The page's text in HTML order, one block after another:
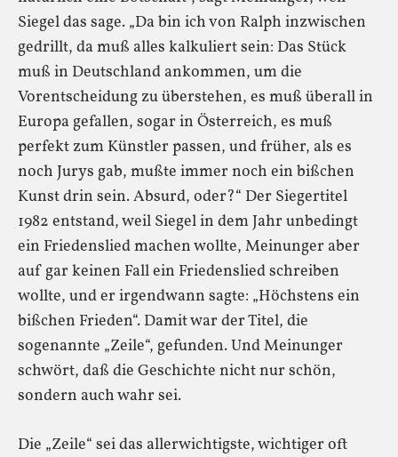
Siegel das sage. „Da bin ich von Ralph inzwischen
gedrillt, da muß alles kalkuliert sein: Das Stück
muß in Deutschland ankommen, um die
Vorentscheidung zu überstehen, es muß überall in
Europa gefallen, sogar in Österreich, es muß
perfekt zum Künstler passen, und früher, als es
noch Jurys gab, mußte immer noch ein bißchen
Kunst drin sein. Absurd, oder?“ Der Siegertitel
1982 entstand, weil Siegel in dem Jahr unbedingt
ein Friedenslied machen wollte, Meinunger aber
auf gar keinen Fall ein Friedenslied schreiben
wollte, und er irgendwann sagte: „Höchstens ein
bißchen Frieden“. Damit war der Titel, die
sogenannte „Zeile“, gefunden. Und Meinunger
schwört, daß die Geschichte nicht nur schön,
sondern auch wahr sei.
Die „Zeile“ sei das allerwichtigste, wichtiger oft